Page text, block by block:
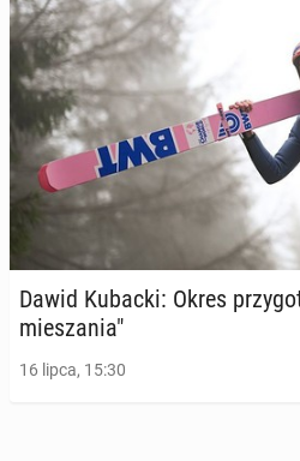
Dawid Kubacki: Okres
mie­sza­nia"
16 lipca, 15:30